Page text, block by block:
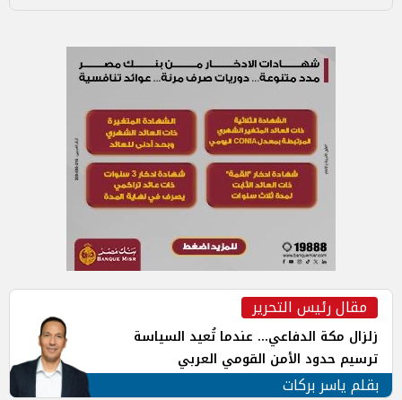
مقال رئيس التحرير
زلزال مكة الدفاعي... عندما تُعيد السياسة
ترسيم حدود الأمن القومي العربي
بقلم ياسر بركات